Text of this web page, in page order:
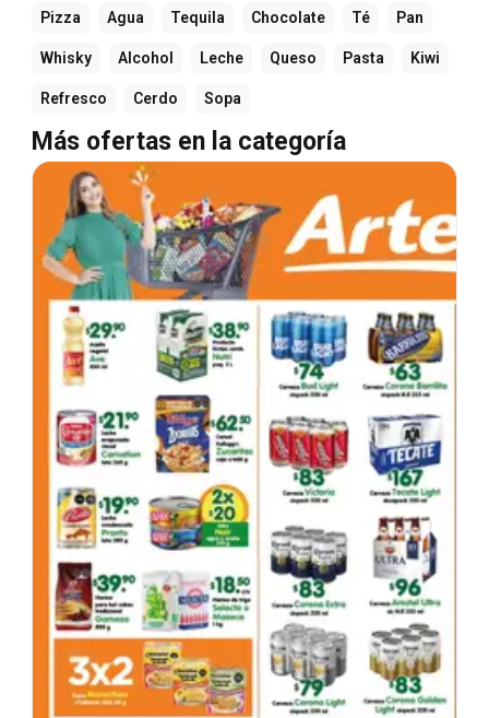
Pizza Agua Tequila Chocolate Té Pan
Whisky Alcohol Leche Queso Pasta Kiwi
Refresco Cerdo Sopa
Más ofertas en la categoría